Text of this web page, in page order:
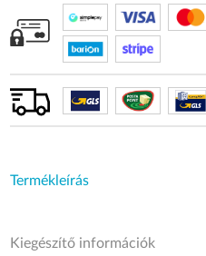
Termékleírás
Kiegészítő információk